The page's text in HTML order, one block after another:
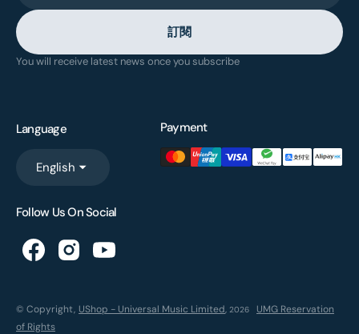
訂閱
You will receive latest news once you subscribe
Language
English
Payment
Follow Us On Social
© Copyright, UShop - Universal Music Limited, 2026
UMG Reservation
of Rights